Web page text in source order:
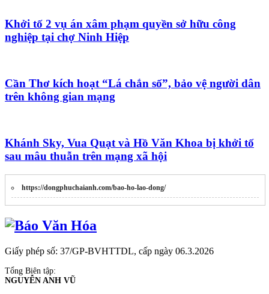
Khởi tố 2 vụ án xâm phạm quyền sở hữu công
nghiệp tại chợ Ninh Hiệp
Cần Thơ kích hoạt “Lá chắn số”, bảo vệ người dân
trên không gian mạng
Khánh Sky, Vua Quạt và Hồ Văn Khoa bị khởi tố
sau mâu thuẫn trên mạng xã hội
https://dongphuchaianh.com/bao-ho-lao-dong/
Giấy phép số: 37/GP-BVHTTDL, cấp ngày 06.3.2026
Tổng Biên tập:
NGUYỄN ANH VŨ